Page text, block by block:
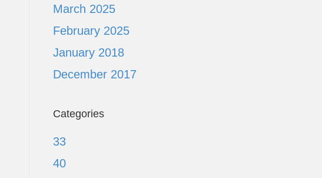
March 2025
February 2025
January 2018
December 2017
Categories
33
40